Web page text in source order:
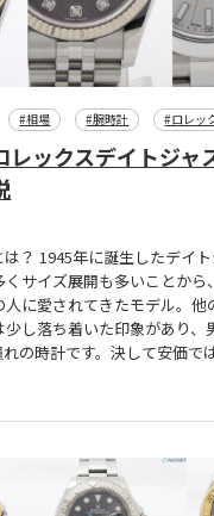
#相場 #腕時計 #ロレッ
レックスデイトジャ
？ 1945年に誕生したデイ
くサイズ展開も多いことから
人に愛されてきたモデル。他
し落ち着いた印象があり、
の時計です。決して安価で